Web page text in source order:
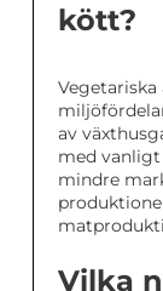
kött?
av
med
mindre
Vilka